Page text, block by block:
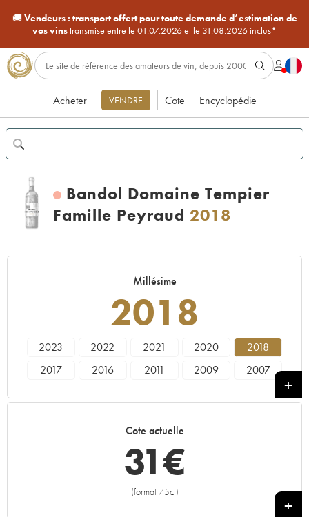
🚚Vendeurs : transport offert pour toute demande d’estimation de
vos vinstransmise entre le 01.07.2026 et le 31.08.2026 inclus*
Acheter VENDRE Cote Encyclopédie
Bandol Domaine Tempier
Famille Peyraud 2018
Millésime
2018
2023 2022 2021 2020
2018
2017
2016 2011 2009
2007
Cote actuelle
31€
(format 75cl)
+